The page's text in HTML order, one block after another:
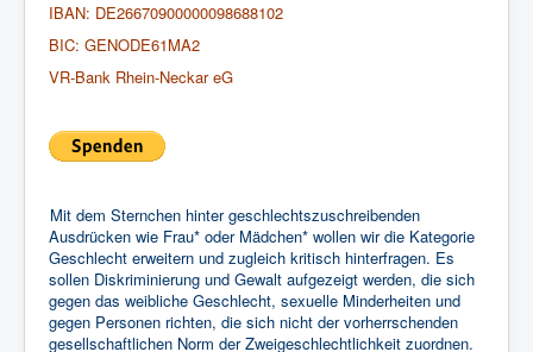
IBAN: DE26670900000098688102
BIC: GENODE61MA2
VR-Bank Rhein-Neckar eG
Mit dem Sternchen hinter geschlechtszuschreibenden
Ausdrücken wie Frau* oder Mädchen* wollen wir die Kategorie
Geschlecht erweitern und zugleich kritisch hinterfragen. Es
sollen Diskriminierung und Gewalt aufgezeigt werden, die sich
gegen das weibliche Geschlecht, sexuelle Minderheiten und
gegen Personen richten, die sich nicht der vorherrschenden
gesellschaftlichen Norm der Zweigeschlechtlichkeit zuordnen.